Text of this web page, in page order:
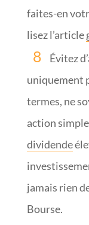
faites-en
lisez l’article
Évitez
uniquement
termes, ne
action
dividende
jamais rien
Bourse.